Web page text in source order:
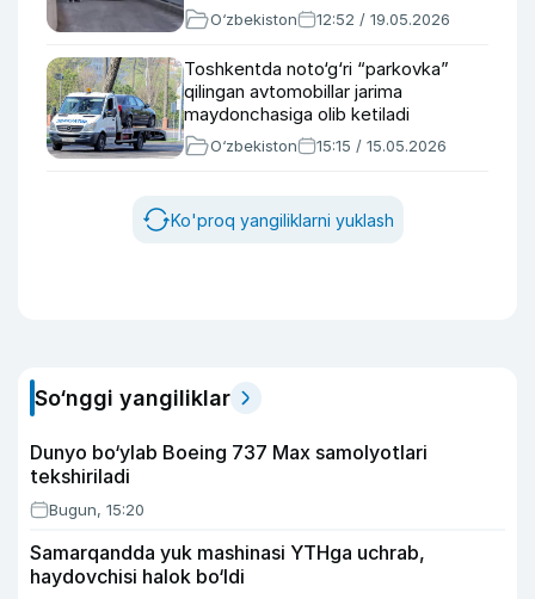
O‘zbekiston 12:52 / 19.05.2026
Toshkentda noto‘g‘ri “parkovka”
qilingan avtomobillar jarima
maydonchasiga olib ketiladi
O‘zbekiston 15:15 / 15.05.2026
Ko'proq yangiliklarni yuklash
So‘nggi yangiliklar
Dunyo bo‘ylab Boeing 737 Max samolyotlari
tekshiriladi
Bugun, 15:20
Samarqandda yuk mashinasi YTHga uchrab,
haydovchisi halok bo‘ldi